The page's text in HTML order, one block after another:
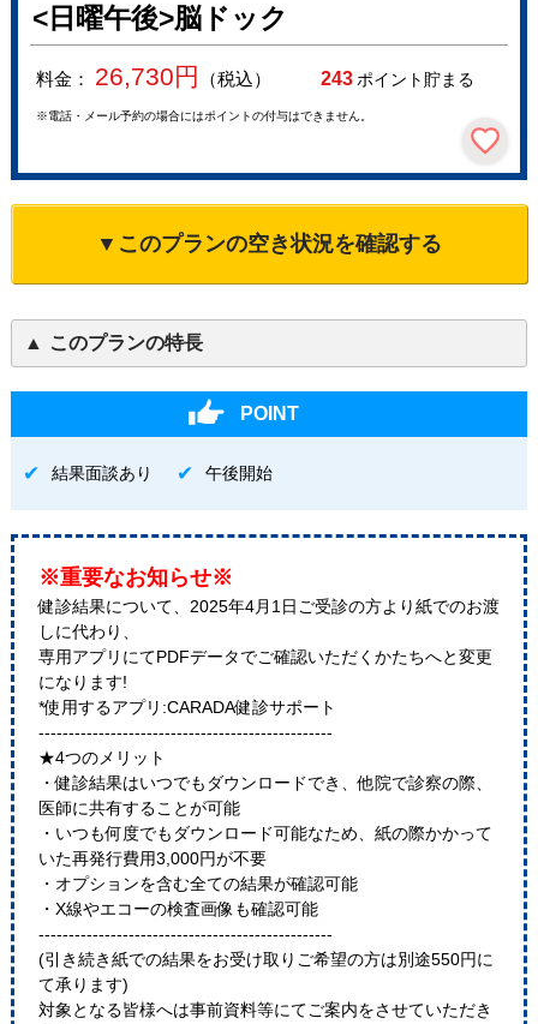
<日曜午後>脳ドック
料金： 26,730円 （税込） 243ポイント貯まる
※電話・メール予約の場合にはポイントの付与はできません。
▼このプランの空き状況を確認する
このプランの特長
POINT
結果面談あり 午後開始
※重要なお知らせ※
健診結果について、2025年4月1日ご受診の方より紙でのお渡
しに代わり、
専用アプリにてPDFデータでご確認いただくかたちへと変更
になります!
*使用するアプリ:CARADA健診サポート
-------------------------------------------------
★4つのメリット
・健診結果はいつでもダウンロードでき、他院で診察の際、
医師に共有することが可能
・いつも何度でもダウンロード可能なため、紙の際かかって
いた再発行費用3,000円が不要
・オプションを含む全ての結果が確認可能
・X線やエコーの検査画像も確認可能
-------------------------------------------------
(引き続き紙での結果をお受け取りご希望の方は別途550円に
て承ります)
対象となる皆様へは事前資料等にてご案内をさせていただき